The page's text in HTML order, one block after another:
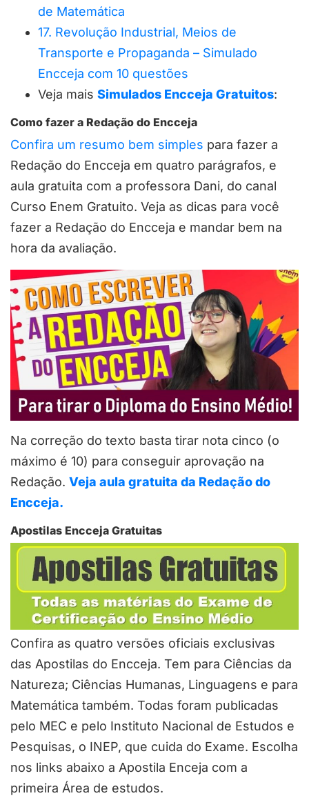
de Matemática
17. Revolução Industrial, Meios de
Transporte e Propaganda – Simulado
Encceja com 10 questões
Veja mais Simulados Encceja Gratuitos:
Como fazer a Redação do Encceja
Confira um resumo bem simples para fazer a
Redação do Encceja em quatro parágrafos, e
aula gratuita com a professora Dani, do canal
Curso Enem Gratuito. Veja as dicas para você
fazer a Redação do Encceja e mandar bem na
hora da avaliação.
Na correção do texto basta tirar nota cinco (o
máximo é 10) para conseguir aprovação na
Redação. Veja aula gratuita da Redação do
Encceja.
Apostilas Encceja Gratuitas
Confira as quatro versões oficiais exclusivas
das Apostilas do Encceja. Tem para Ciências da
Natureza; Ciências Humanas, Linguagens e para
Matemática também. Todas foram publicadas
pelo MEC e pelo Instituto Nacional de Estudos e
Pesquisas, o INEP, que cuida do Exame. Escolha
nos links abaixo a Apostila Enceja com a
primeira Área de estudos.